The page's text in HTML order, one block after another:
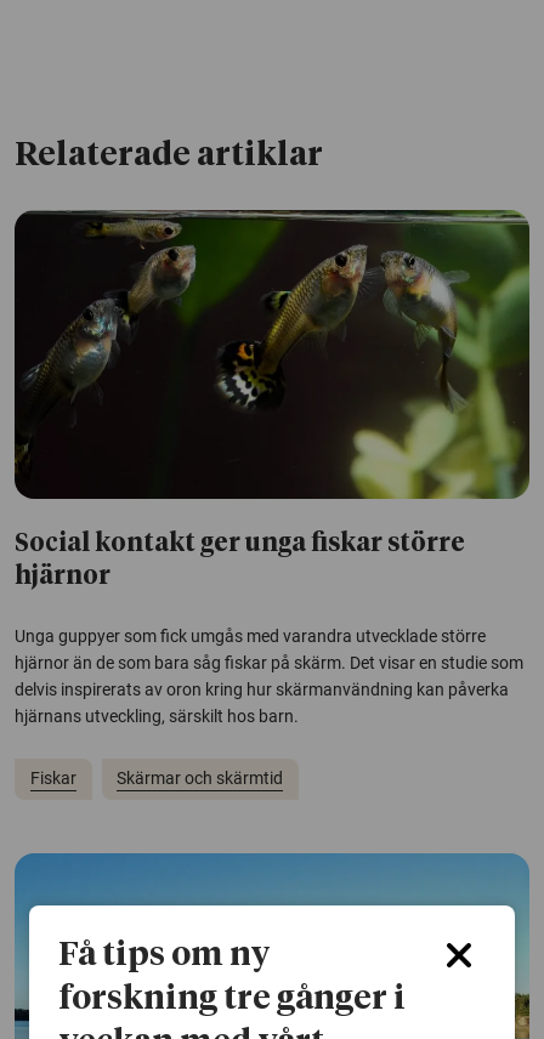
Relaterade artiklar
Social kontakt ger unga fiskar större
hjärnor
Unga guppyer som fick umgås med varandra utvecklade större
hjärnor än de som bara såg fiskar på skärm. Det visar en studie som
delvis inspirerats av oron kring hur skärmanvändning kan påverka
hjärnans utveckling, särskilt hos barn.
Fiskar Skärmar och skärmtid
Få tips om ny
forskning tre gånger i